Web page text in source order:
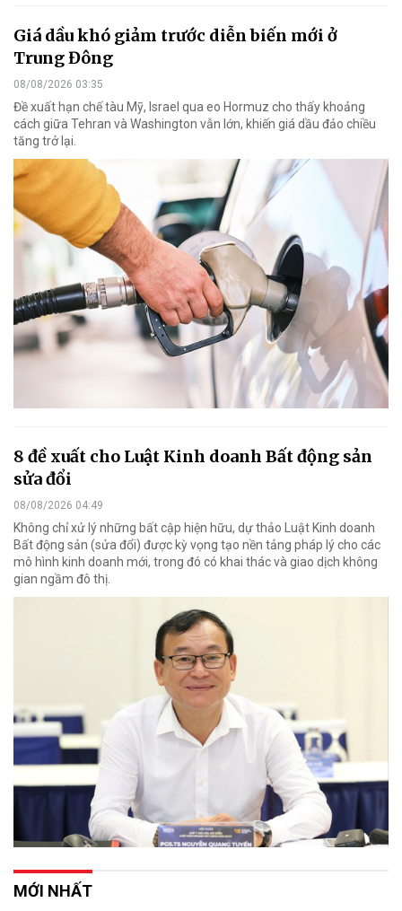
Giá dầu khó giảm trước diễn biến mới ở
Trung Đông
08/08/2026 03:35
Đề xuất hạn chế tàu Mỹ, Israel qua eo Hormuz cho thấy khoảng
cách giữa Tehran và Washington vẫn lớn, khiến giá dầu đảo chiều
tăng trở lại.
8 đề xuất cho Luật Kinh doanh Bất động sản
sửa đổi
08/08/2026 04:49
Không chỉ xử lý những bất cập hiện hữu, dự thảo Luật Kinh doanh
Bất động sản (sửa đổi) được kỳ vọng tạo nền tảng pháp lý cho các
mô hình kinh doanh mới, trong đó có khai thác và giao dịch không
gian ngầm đô thị.
MỚI NHẤT